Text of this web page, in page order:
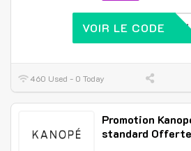
VOIR LE CODE
460 Used - 0 Today
Promotion
standard